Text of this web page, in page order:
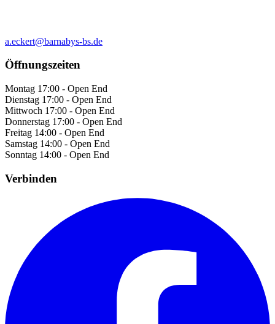
a.eckert@barnabys-bs.de
Öffnungszeiten
Montag 17:00 - Open End
Dienstag 17:00 - Open End
Mittwoch 17:00 - Open End
Donnerstag 17:00 - Open End
Freitag 14:00 - Open End
Samstag 14:00 - Open End
Sonntag 14:00 - Open End
Verbinden